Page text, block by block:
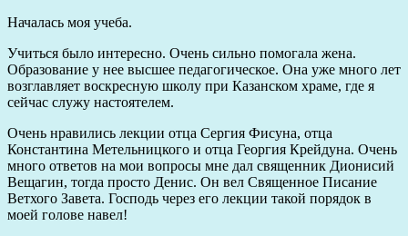
Началась моя учеба.
Учиться было интересно. Очень сильно помогала жена.
Образование у нее высшее педагогическое. Она уже много лет
возглавляет воскресную школу при Казанском храме, где я
сейчас служу настоятелем.
Очень нравились лекции отца Сергия Фисуна, отца
Константина Метельницкого и отца Георгия Крейдуна. Очень
много ответов на мои вопросы мне дал священник Дионисий
Вещагин, тогда просто Денис. Он вел Священное Писание
Ветхого Завета. Господь через его лекции такой порядок в
моей голове навел!